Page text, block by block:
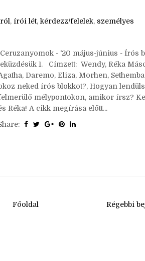
, írói lét, kérdezz/felelek, személyes
Ceruzanyomok - '20 május-június - Írós
1. Címzett: Wendy, Réka
Daremo, Eliza, Morhen,
neked írós blokkot?, Hogyan
mélypontokon, amikor írsz?
Réka! A cikk megírása előtt...
Régebbi
Főoldal